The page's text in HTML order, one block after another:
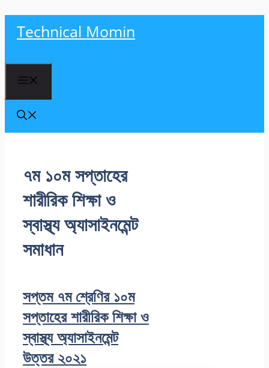
Technical Momin
৭ম ১০ম সপ্তাহের
শারীরিক শিক্ষা ও
স্বাস্থ্য অ্যাসাইনমেন্ট
সমাধান
সপ্তম ৭ম শ্রেণির ১০ম
সপ্তাহের শারীরিক শিক্ষা ও
স্বাস্থ্য অ্যাসাইনমেন্ট
উত্তর ২০২১